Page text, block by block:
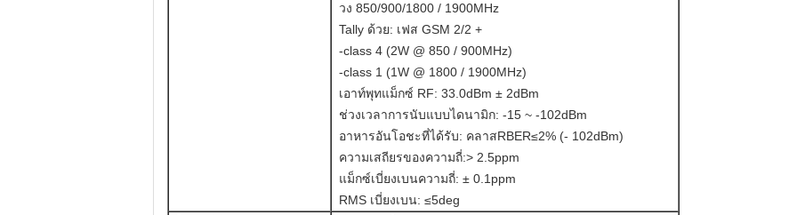
วง 850/900/1800 / 1900MHz
Tally ด้วย: เฟส GSM 2/2 +
-class 4 (2W @ 850 / 900MHz)
-class 1 (1W @ 1800 / 1900MHz)
เอาท์พุทแม็กซ์ RF: 33.0dBm ± 2dBm
ช่วงเวลาการนับแบบไดนามิก: -15 ~ -102dBm
อาหารอันโอชะที่ได้รับ: คลาสRBER≤2% (- 102dBm)
ความเสถียรของความถี่:> 2.5ppm
แม็กซ์เบี่ยงเบนความถี่: ± 0.1ppm
RMS เบี่ยงเบน: ≤5deg